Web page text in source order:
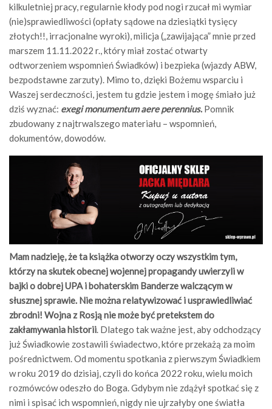
kilkuletniej pracy, regularnie kłody pod nogi rzucał mi wymiar
(nie)sprawiedliwości (opłaty sądowe na dziesiątki tysięcy
złotych!!, irracjonalne wyroki), milicja („zawijająca” mnie przed
marszem 11.11.2022 r., który miał zostać otwarty
odtworzeniem wspomnień Świadków) i bezpieka (wjazdy ABW,
bezpodstawne zarzuty). Mimo to, dzięki Bożemu wsparciu i
Waszej serdeczności, jestem tu gdzie jestem i mogę śmiało już
dziś wyznać: exegi monumentum aere perennius. Pomnik
zbudowany z najtrwalszego materiału – wspomnień,
dokumentów, dowodów.
Mam nadzieję, że ta książka otworzy oczy wszystkim tym,
którzy na skutek obecnej wojennej propagandy uwierzyli w
bajki o dobrej UPA i bohaterskim Banderze walczącym w
słusznej sprawie. Nie można relatywizować i usprawiedliwiać
zbrodni! Wojna z Rosją nie może być pretekstem do
zakłamywania historii. Dlatego tak ważne jest, aby odchodzący
już Świadkowie zostawili świadectwo, które przekażą za moim
pośrednictwem. Od momentu spotkania z pierwszym Świadkiem
w roku 2019 do dzisiaj, czyli do końca 2022 roku, wielu moich
rozmówców odeszło do Boga. Gdybym nie zdążył spotkać się z
nimi i spisać ich wspomnień, nigdy nie ujrzałyby one światła